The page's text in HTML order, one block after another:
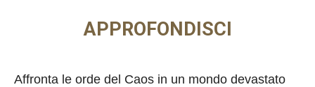
APPROFONDISCI
Affronta le orde del Caos in un mondo devastato